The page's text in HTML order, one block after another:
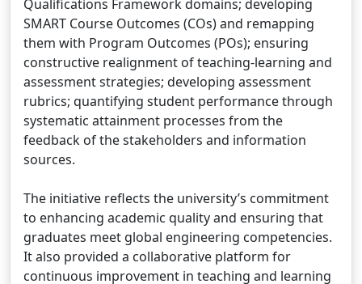
Qualifications Framework domains; developing
SMART Course Outcomes (COs) and remapping
them with Program Outcomes (POs); ensuring
constructive realignment of teaching-learning and
assessment strategies; developing assessment
rubrics; quantifying student performance through
systematic attainment processes from the
feedback of the stakeholders and information
sources.
The initiative reflects the university’s commitment
to enhancing academic quality and ensuring that
graduates meet global engineering competencies.
It also provided a collaborative platform for
continuous improvement in teaching and learning